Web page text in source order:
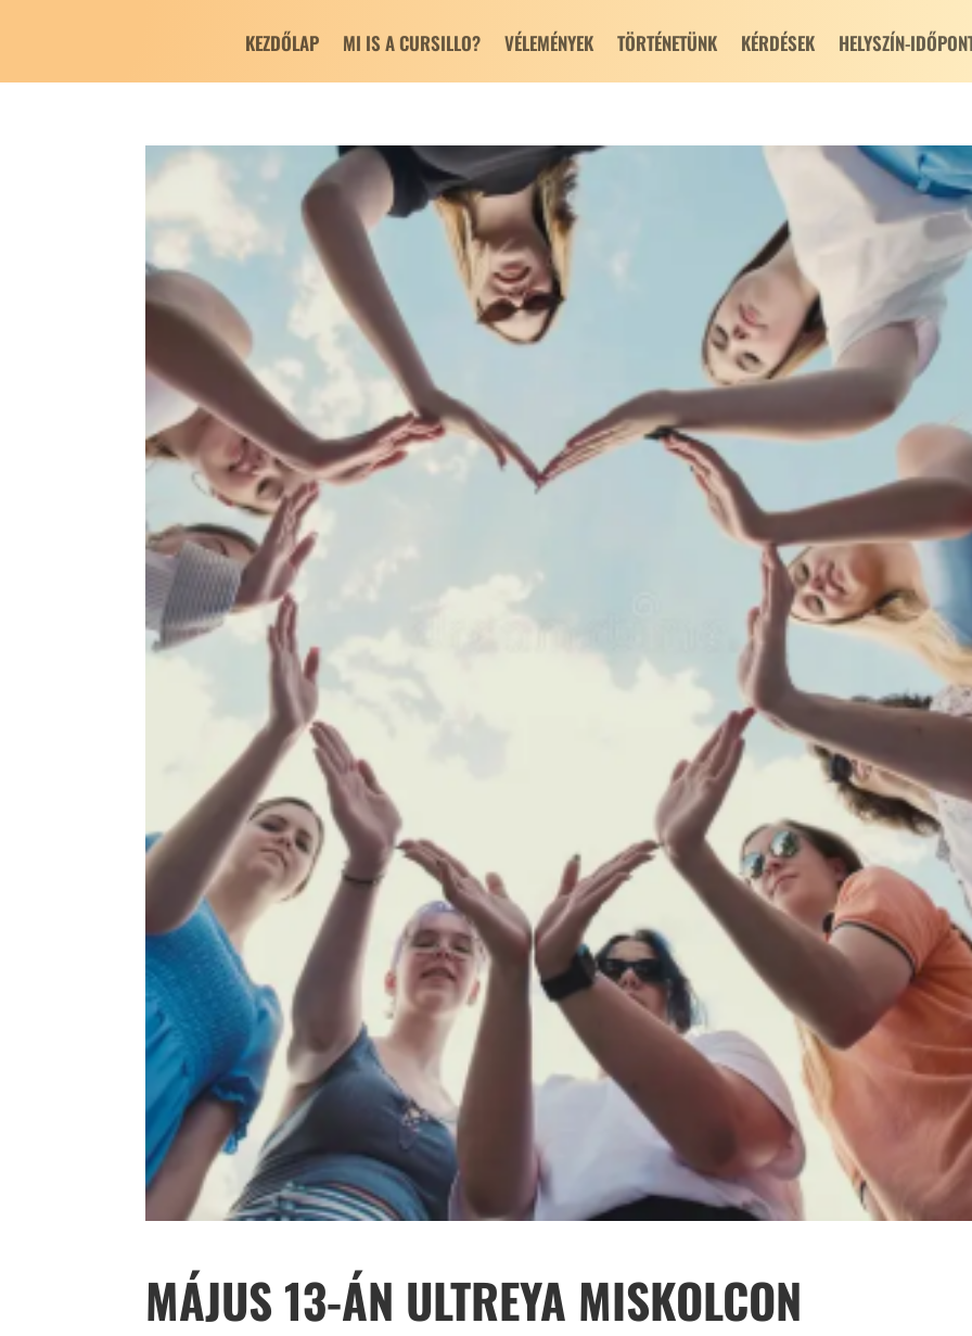
KEZDŐLAP MI IS A CURSILLO? VÉLEMÉNYEK TÖRTÉNETÜNK KÉRDÉSEK HELYSZÍN-
MÁJUS 13-ÁN ULTREYA MISKOLCON